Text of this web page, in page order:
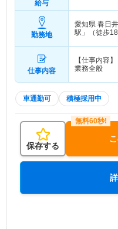
給与
勤務地
愛知県 春日
駅」（徒歩18
仕事内容
【仕事内容
業務全般
車通勤可 積極採用中
保存する